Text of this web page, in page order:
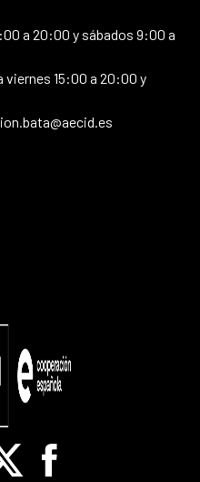
a 20:00 y sábados 9:00 a
viernes 15:00 a 20:00 y
Facebook